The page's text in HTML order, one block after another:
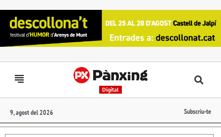
Digital
9, agost del 2026 Subscriu-te